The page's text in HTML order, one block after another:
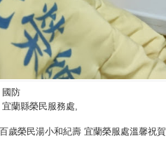
國防
蘭縣榮民服務處
百歲榮民湯小和紀壽 宜蘭榮服處溫馨祝賀